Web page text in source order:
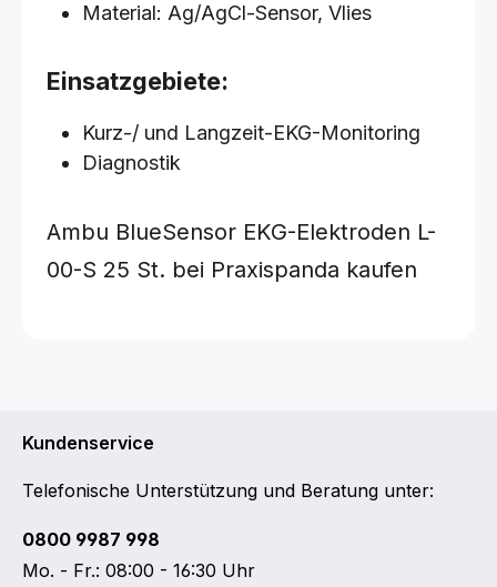
Material: Ag/AgCl-Sensor, Vlies
Einsatzgebiete:
Kurz-/ und Langzeit-EKG-Monitoring
Diagnostik
Ambu BlueSensor EKG-Elektroden L-
00-S 25 St. bei Praxispanda kaufen
Kundenservice
Telefonische Unterstützung und Beratung unter:
0800 9987 998
Mo. - Fr.: 08:00 - 16:30 Uhr